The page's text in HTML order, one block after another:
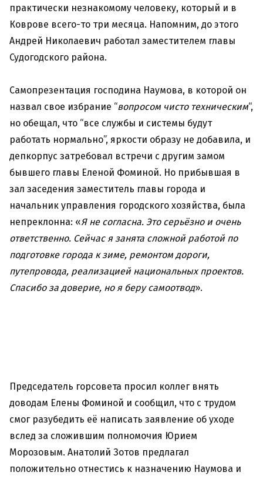
практически незнакомому человеку, который и в
Коврове всего-то три месяца. Напомним, до этого
Андрей Николаевич работал заместителем главы
Судогодского района.
Самопрезентация господина Наумова, в которой он
назвал свое избрание “вопросом чисто техническим“,
но обещал, что “все службы и системы будут
работать нормально”, яркости образу не добавила, и
депкорпус затребовал встречи с другим замом
бывшего главы Еленой Фоминой. Но прибывшая в
зал заседения заместитель главы города и
начальник управления городского хозяйства, была
непреклонна: «Я не согласна. Это серьёзно и очень
ответственно. Сейчас я занята сложной работой по
подготовке города к зиме, ремонтом дороги,
путепровода, реализацией национальных проектов.
Спасибо за доверие, но я беру самоотвод».
Председатель горсовета просил коллег внять
доводам Елены Фоминой и сообщил, что с трудом
смог разубедить её написать заявление об уходе
вслед за сложившим полномочия Юрием
Морозовым. Анатолий Зотов предлагал
положительно отнестись к назначению Наумова и